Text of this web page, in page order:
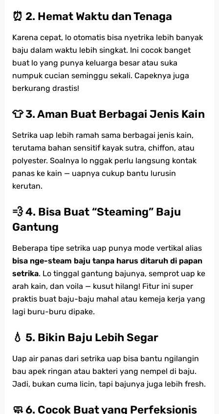
⏰ 2. Hemat Waktu dan Tenaga
Karena cepat, lo otomatis bisa nyetrika lebih banyak
baju dalam waktu lebih singkat. Ini cocok banget
buat lo yang punya keluarga besar atau suka
numpuk cucian seminggu sekali. Capeknya juga
berkurang drastis!
👕 3. Aman Buat Berbagai Jenis Kain
Setrika uap lebih ramah sama berbagai jenis kain,
terutama bahan sensitif kayak sutra, chiffon, atau
polyester. Soalnya lo nggak perlu langsung kontak
panas ke kain — uapnya cukup bantu lurusin
kerutan.
💨 4. Bisa Buat “Steaming” Baju
Gantung
Beberapa tipe setrika uap punya mode vertikal alias
bisa nge-steam baju tanpa harus ditaruh di papan
setrika. Lo tinggal gantung bajunya, semprot uap ke
arah kain, dan voila — kusut hilang! Fitur ini super
praktis buat baju-baju mahal atau kemeja kerja yang
lagi buru-buru dipake.
💧 5. Bikin Baju Lebih Segar
Uap air panas dari setrika uap bisa bantu ngilangin
bau apek ringan atau bakteri yang nempel di baju.
Jadi, bukan cuma licin, tapi bajunya juga lebih fresh.
🧼 6. Cocok Buat yang Perfeksionis